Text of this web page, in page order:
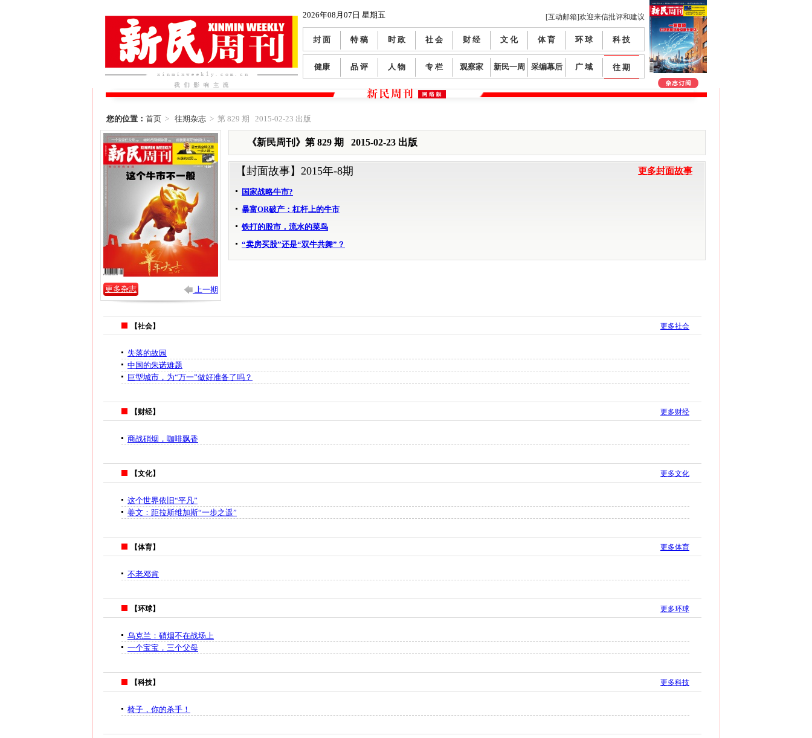
2026年08月07日 星期五 [互动邮箱]欢迎来信批评和建议
封 面 特 稿 时 政 社 会 财 经 文 化 体 育 环 球 科 技
健康 品 评 人 物 专 栏 观察家 新民一周 采编幕后 广 域 往 期
您的位置： 首页 > 往期杂志 > 第 829 期 2015-02-23 出版
更多杂志 上一期
《新民周刊》第 829 期 2015-02-23 出版
【封面故事】 2015年-8期 更多封面故事
国家战略牛市?
暴富OR破产：杠杆上的牛市
铁打的股市，流水的菜鸟
“卖房买股”还是“双牛共舞”？
【社会】 更多社会
失落的故园
中国的朱诺难题
巨型城市，为“万一”做好准备了吗？
【财经】 更多财经
商战硝烟，咖啡飘香
【文化】 更多文化
这个世界依旧“平凡”
姜文：距拉斯维加斯“一步之遥”
【体育】 更多体育
不老邓肯
【环球】 更多环球
乌克兰：硝烟不在战场上
一个宝宝，三个父母
【科技】 更多科技
椅子，你的杀手！